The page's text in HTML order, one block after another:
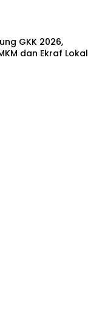
GKK 2026,
dan Ekraf Lokal